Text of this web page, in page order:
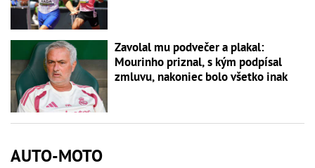
Zavolal mu podvečer a plakal:
Mourinho priznal, s kým podpísal
zmluvu, nakoniec bolo všetko inak
AUTO-MOTO